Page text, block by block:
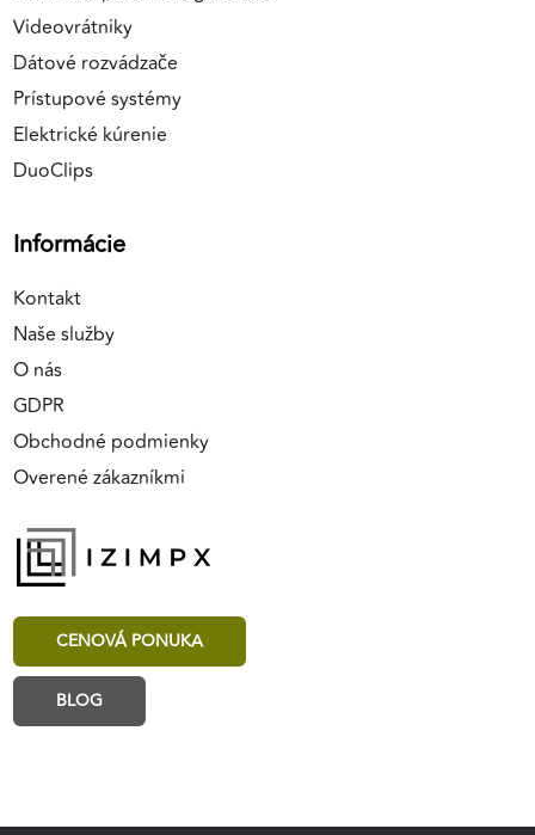
Videovrátniky
Dátové rozvádzače
Prístupové systémy
Elektrické kúrenie
DuoClips
Informácie
Kontakt
Naše služby
O nás
GDPR
Obchodné podmienky
Overené zákazníkmi
CENOVÁ PONUKA
BLOG